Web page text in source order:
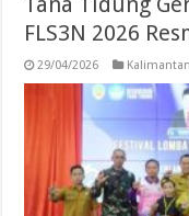
FLS3N 2026
29/04/2026